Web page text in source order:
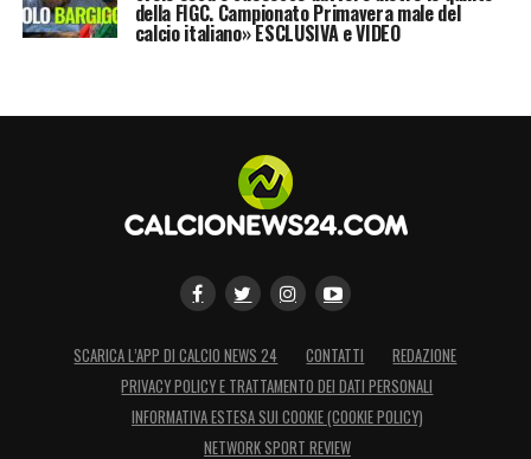
della FIGC. Campionato Primavera male del
calcio italiano» ESCLUSIVA e VIDEO
SCARICA L’APP DI CALCIO NEWS 24 CONTATTI
REDAZIONE
PRIVACY POLICY E TRATTAMENTO DEI DATI PERSONALI
INFORMATIVA ESTESA SUI COOKIE (COOKIE POLICY)
NETWORK SPORT REVIEW